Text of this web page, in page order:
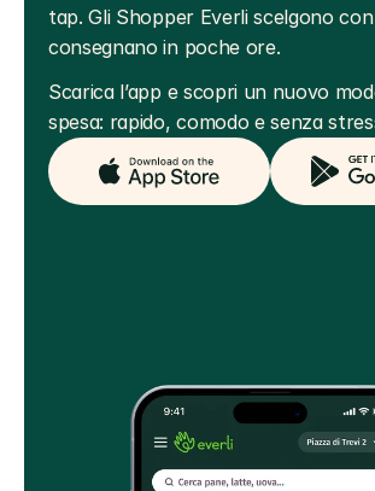
tap. Gli Shopper Everli scelgono
consegnano in poche ore.
Scarica l’app e scopri un nuovo
spesa: rapido, comodo e senza